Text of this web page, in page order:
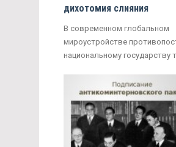
дихотомия слияния
В современном глобальном
мироустройстве
национальному государству